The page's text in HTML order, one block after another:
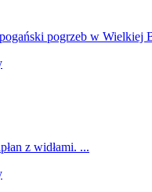
pogrzeb w Wielkiej
z widłami. ...